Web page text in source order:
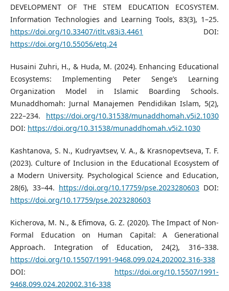
DEVELOPMENT OF THE STEM EDUCATION ECOSYSTEM.
Information Technologies and Learning Tools, 83(3), 1–25.
https://doi.org/10.33407/itlt.v83i3.4461
DOI:
https://doi.org/10.55056/etq.24
Husaini Zuhri, H., & Huda, M. (2024). Enhancing Educational
Ecosystems: Implementing Peter Senge’s Learning
Organization Model in Islamic Boarding Schools.
Munaddhomah: Jurnal Manajemen Pendidikan Islam, 5(2),
222–234. https://doi.org/10.31538/munaddhomah.v5i2.1030
DOI: https://doi.org/10.31538/munaddhomah.v5i2.1030
Kashtanova, S. N., Kudryavtsev, V. A., & Krasnopevtseva, T. F.
(2023). Culture of Inclusion in the Educational Ecosystem of
a Modern University. Psychological Science and Education,
28(6), 33–44. https://doi.org/10.17759/pse.2023280603 DOI:
https://doi.org/10.17759/pse.2023280603
Kicherova, M. N., & Efimova, G. Z. (2020). The Impact of Non-
Formal Education on Human Capital: A Generational
Approach. Integration of Education, 24(2), 316–338.
https://doi.org/10.15507/1991-9468.099.024.202002.316-338
DOI: https://doi.org/10.15507/1991-
9468.099.024.202002.316-338